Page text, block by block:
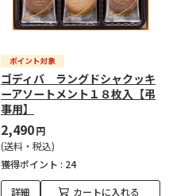
ゴディバ ラングドシャクッキ
ーアソートメント１８枚入【弔
事用】
2,490円
(送料・税込)
獲得ポイント : 24
詳細 カートに入れる